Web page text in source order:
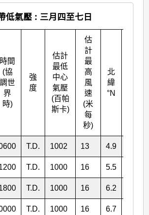
低氣壓 : 三月四至七日
時間
(協
調世
界
時)
強
度
估計
最低
中心
氣壓
(百帕
斯卡)
估
計
最
高
風
速
(米
每
秒)
北
緯
°N
T.D. 1002 13 4.9
T.D. 1000 16 5.5
T.D. 1000 16 6.2
T.D. 1000 16 6.7